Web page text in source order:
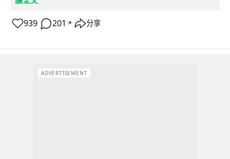
939 201 ↗ 分享
ADVERTISEMENT